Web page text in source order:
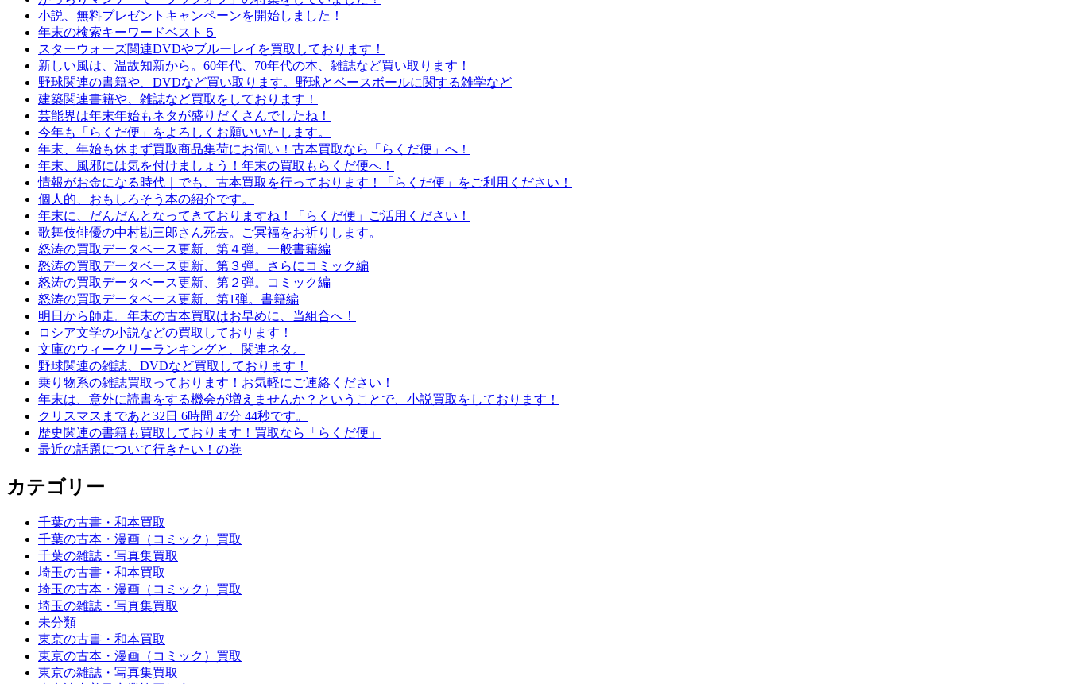
小説、無料プレゼントキャンペーンを開始しました！
年末の検索キーワードベスト５
スターウォーズ関連DVDやブルーレイを買取しております！
新しい風は、温故知新から。60年代、70年代の本、雑誌など買い取ります！
野球関連の書籍や、DVDなど買い取ります。野球とベースボールに関する雑学など
建築関連書籍や、雑誌など買取をしております！
芸能界は年末年始もネタが盛りだくさんでしたね！
今年も「らくだ便」をよろしくお願いいたします。
年末、年始も休まず買取商品集荷にお伺い！古本買取なら「らくだ便」へ！
年末、風邪には気を付けましょう！年末の買取もらくだ便へ！
情報がお金になる時代｜でも、古本買取を行っております！「らくだ便」をご利用ください！
個人的、おもしろそう本の紹介です。
年末に、だんだんとなってきておりますね！「らくだ便」ご活用ください！
歌舞伎俳優の中村勘三郎さん死去。ご冥福をお祈りします。
怒涛の買取データベース更新、第４弾。一般書籍編
怒涛の買取データベース更新、第３弾。さらにコミック編
怒涛の買取データベース更新、第２弾。コミック編
怒涛の買取データベース更新、第1弾。書籍編
明日から師走。年末の古本買取はお早めに、当組合へ！
ロシア文学の小説などの買取しております！
文庫のウィークリーランキングと、関連ネタ。
野球関連の雑誌、DVDなど買取しております！
乗り物系の雑誌買取っております！お気軽にご連絡ください！
年末は、意外に読書をする機会が増えませんか？ということで、小説買取をしております！
クリスマスまであと32日 6時間 47分 44秒です。
歴史関連の書籍も買取しております！買取なら「らくだ便」
最近の話題について行きたい！の巻
カテゴリー
千葉の古書・和本買取
千葉の古本・漫画（コミック）買取
千葉の雑誌・写真集買取
埼玉の古書・和本買取
埼玉の古本・漫画（コミック）買取
埼玉の雑誌・写真集買取
未分類
東京の古書・和本買取
東京の古本・漫画（コミック）買取
東京の雑誌・写真集買取